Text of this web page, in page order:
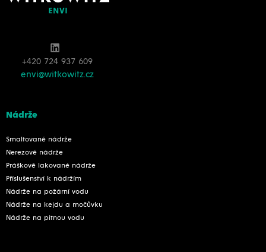
+420 724 937 609
envi@witkowitz.cz
Nádrže
Smaltované nádrže
Nerezové nádrže
Práškově lakované nádrže
Příslušenství k nádržím
Nádrže na požární vodu
Nádrže na kejdu a močůvku
Nádrže na pitnou vodu